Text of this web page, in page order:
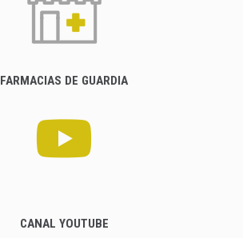
FARMACIAS DE GUARDIA
CANAL YOUTUBE